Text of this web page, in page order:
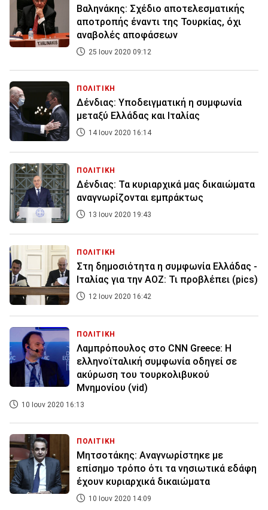
Βαληνάκης: Σχέδιο αποτελεσματικής
αποτροπής έναντι της Τουρκίας, όχι
αναβολές αποφάσεων
25 Ιουν 2020 09:12
ΠΟΛΙΤΙΚΗ
Δένδιας: Υποδειγματική η συμφωνία
μεταξύ Ελλάδας και Ιταλίας
14 Ιουν 2020 16:14
ΠΟΛΙΤΙΚΗ
Δένδιας: Τα κυριαρχικά μας δικαιώματα
αναγνωρίζονται εμπράκτως
13 Ιουν 2020 19:43
ΠΟΛΙΤΙΚΗ
Στη δημοσιότητα η συμφωνία Ελλάδας -
Ιταλίας για την ΑΟΖ: Τι προβλέπει (pics)
12 Ιουν 2020 16:42
ΠΟΛΙΤΙΚΗ
Λαμπρόπουλος στο CNN Greece: Η
ελληνοϊταλική συμφωνία οδηγεί σε
ακύρωση του τουρκολιβυκού
Μνημονίου (vid)
10 Ιουν 2020 16:13
ΠΟΛΙΤΙΚΗ
Μητσοτάκης: Αναγνωρίστηκε με
επίσημο τρόπο ότι τα νησιωτικά εδάφη
έχουν κυριαρχικά δικαιώματα
10 Ιουν 2020 14:09